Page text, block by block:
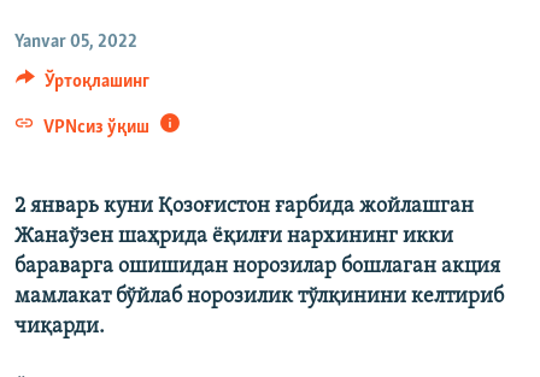
Yanvar 05, 2022
Ўртоқлашинг
VPNсиз ўқиш
2 январь куни Қозоғистон ғарбида жойлашган
Жанаўзен шаҳрида ёқилғи нархининг икки
бараварга ошишидан норозилар бошлаган акция
мамлакат бўйлаб норозилик тўлқинини келтириб
чиқарди.